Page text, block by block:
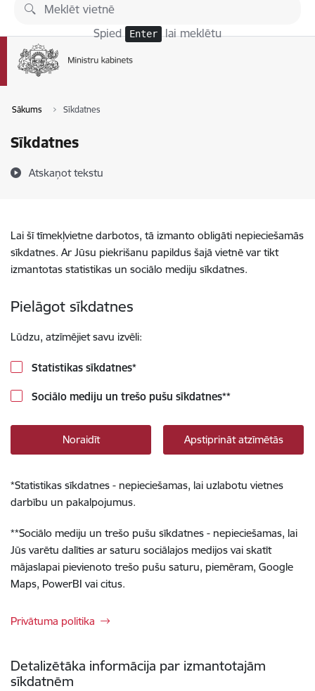
Pāriet uz lapas saturu
Spied Enter lai meklētu
Sākums Sīkdatnes
Sīkdatnes
Atskaņot tekstu
Lai šī tīmekļvietne darbotos, tā izmanto obligāti nepieciešamās
sīkdatnes. Ar Jūsu piekrišanu papildus šajā vietnē var tikt
izmantotas statistikas un sociālo mediju sīkdatnes.
Pielāgot sīkdatnes
Lūdzu, atzīmējiet savu izvēli:
Statistikas sīkdatnes*
Sociālo mediju un trešo pušu sīkdatnes**
Noraidīt Apstiprināt atzīmētās
*Statistikas sīkdatnes - nepieciešamas, lai uzlabotu vietnes
darbību un pakalpojumus.
**Sociālo mediju un trešo pušu sīkdatnes - nepieciešamas, lai
Jūs varētu dalīties ar saturu sociālajos medijos vai skatīt
mājaslapai pievienoto trešo pušu saturu, piemēram, Google
Maps, PowerBI vai citus.
Privātuma politika
Detalizētāka informācija par izmantotajām
sīkdatnēm